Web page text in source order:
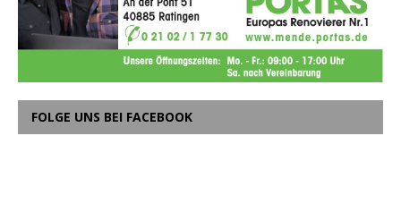
FOLGE UNS BEI FACEBOOK